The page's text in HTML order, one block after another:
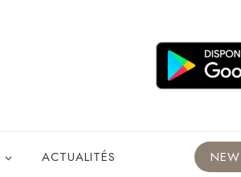
ACTUALITÉS